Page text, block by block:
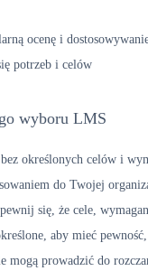
ocenę i
potrzeb i celów
wyboru LMS
bez określonych celów i
do Twojej
się, że cele,
aby mieć
mogą prowadzić do